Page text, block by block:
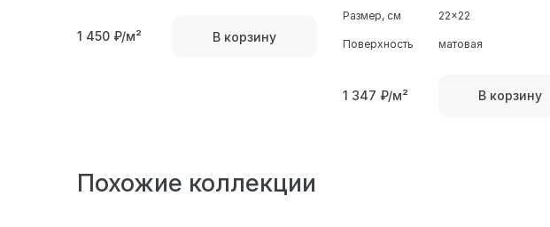
1 450 ₽/м² В корзину
Размер, см 22x22
Поверхность матовая
1 347 ₽/м² В корзину
Похожие коллекции